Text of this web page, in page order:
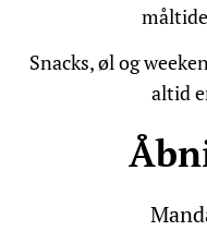
Snacks, øl og
altid